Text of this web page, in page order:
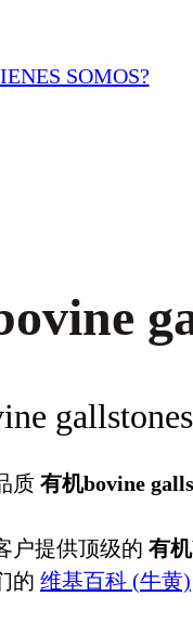
质 有机bovine
户提供顶级的 有
的 维基百科 (牛黄)